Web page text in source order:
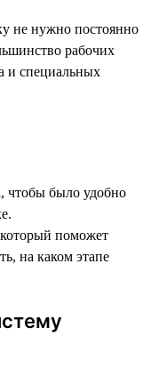
не нужно постоянно
рабочих
и специальных
чтобы было удобно
поможет
на каком этапе